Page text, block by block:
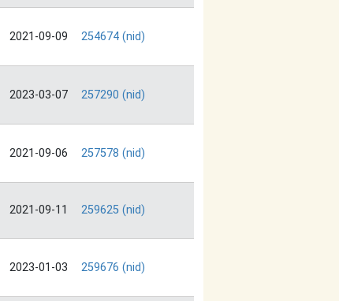
2021-09-09 254674 (nid)
2023-03-07 257290 (nid)
2021-09-06 257578 (nid)
2021-09-11 259625 (nid)
2023-01-03 259676 (nid)